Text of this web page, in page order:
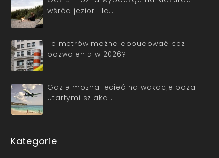
wśród jezior i la…
Ile metrów można dobudować bez
pozwolenia w 2026?
Gdzie można lecieć na wakacje poza
utartymi szlaka…
Kategorie